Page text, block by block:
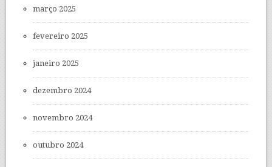
março 2025
fevereiro 2025
janeiro 2025
dezembro 2024
novembro 2024
outubro 2024